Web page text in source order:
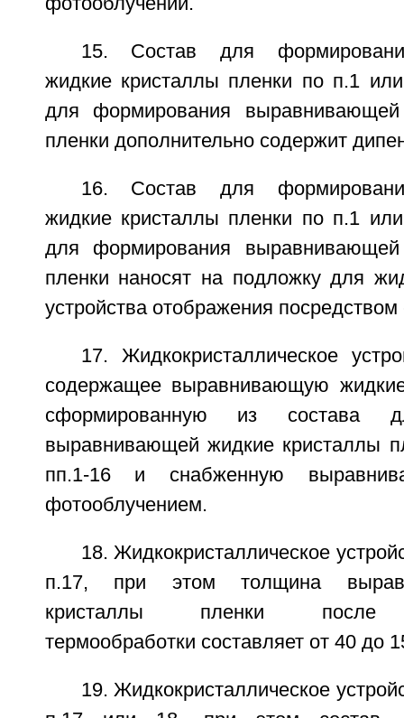
15. Состав для
жидкие кристаллы пленки по п.1
для формирования
пленки дополнительно содержит
16. Состав для
жидкие кристаллы пленки по п.1
для формирования
пленки наносят на подложку для
устройства отображения посредством
17. Жидкокристаллическое
содержащее выравнивающую
сформированную из состава
выравнивающей жидкие кристаллы
пп.1-16 и снабженную
фотооблучением.
18. Жидкокристаллическое
п.17, при этом толщина
кристаллы пленки после
термообработки составляет от 40 до
19. Жидкокристаллическое